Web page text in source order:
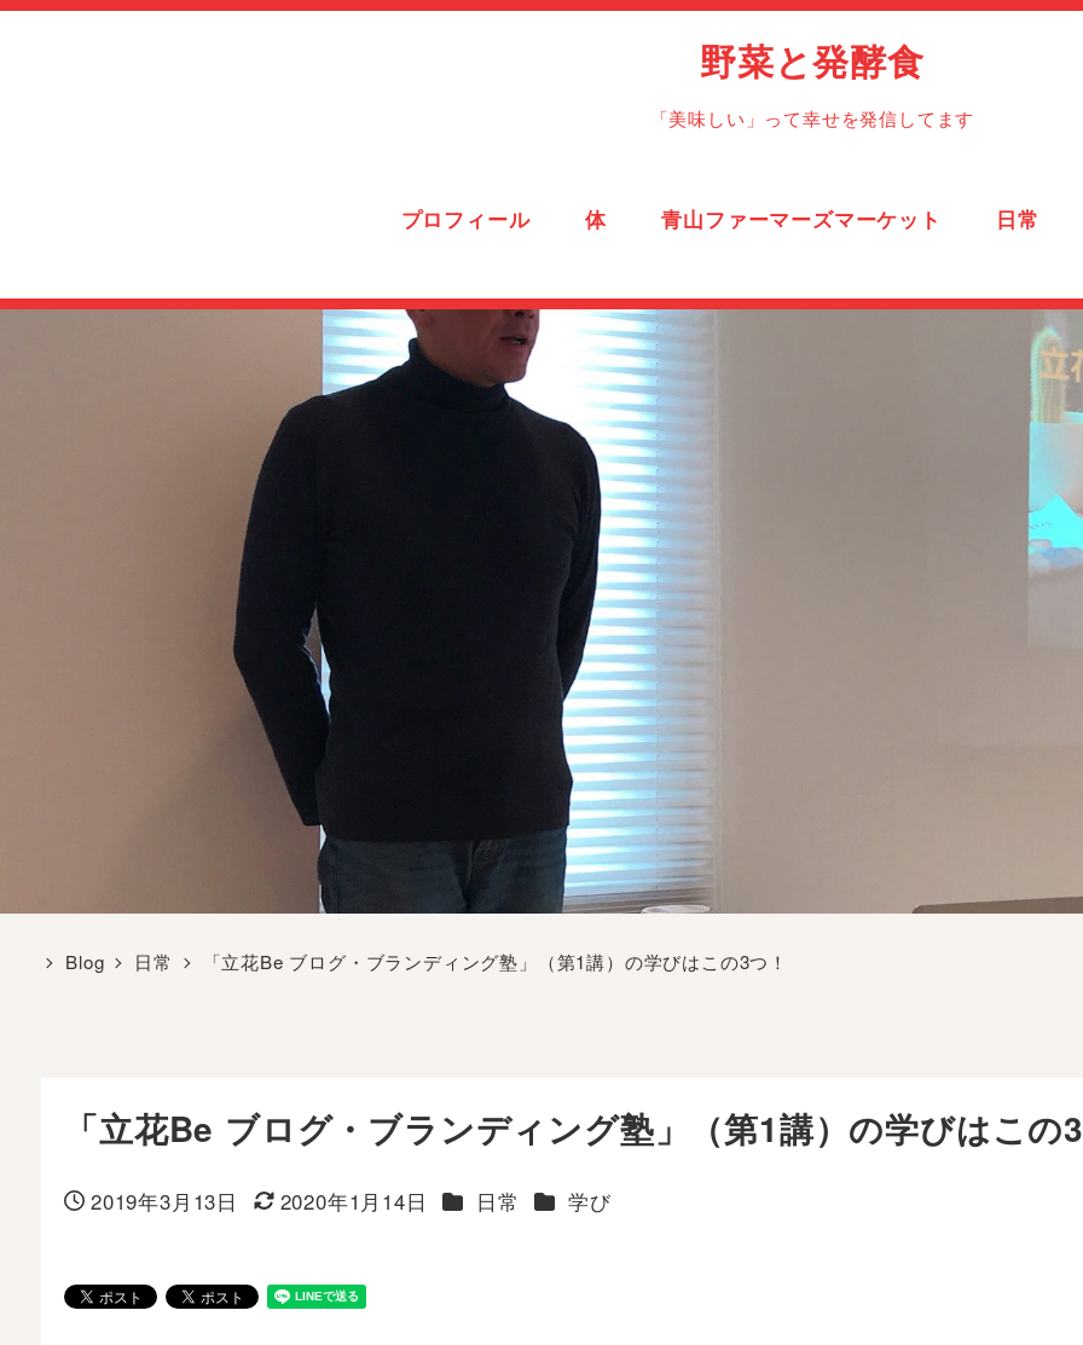
野菜と発酵食
「美味しい」って幸せを発信してます
プロフィール 体 青山ファーマーズマーケット 日常
Blog 日常 「立花Be ブログ・ブランディング塾」（第1講）の学びはこの3つ！
「立花Be ブログ・ブランディング塾」（第1講）の学びはこの
投稿日
2019年3月13日
更新日
2020年1月14日 カテゴリー
日常 カテゴリー
学び